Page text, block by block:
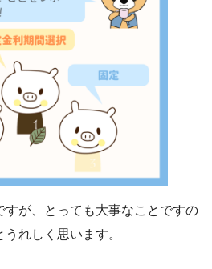
すが、とっても大事なことですの
れしく思います。